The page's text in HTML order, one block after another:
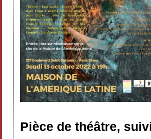
Pièce de théâtre,